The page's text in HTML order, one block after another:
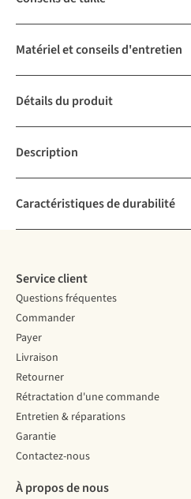
Matériel et conseils d'entretien
Détails du produit
Description
Caractéristiques de durabilité
Service client
Questions fréquentes
Commander
Payer
Livraison
Retourner
Rétractation d'une commande
Entretien & réparations
Garantie
Contactez-nous
À propos de nous